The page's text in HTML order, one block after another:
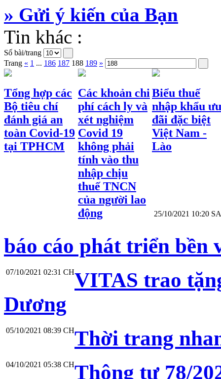
» Gửi ý kiến của Bạn
Tin khác :
Số bài/trang
Trang « 1 ... 186 187 188 189 »
Tổng hợp các
Bộ tiêu chí
đánh giá an
toàn Covid-19
tại TPHCM
Các khoản chi
phí cách ly và
xét nghiệm
Covid 19
không phải
tính vào thu
nhập chịu
thuế TNCN
của người lao
động
Biểu thuế
nhập khẩu ưu
đãi đặc biệt
Việt Nam -
Lào
25/10/2021 10:20 SA
báo cáo phát triển bền
07/10/2021 02:31 CHVITAS trao
Dương
05/10/2021 08:39 CHThời trang
04/10/2021 05:38 CHThông tư 78/